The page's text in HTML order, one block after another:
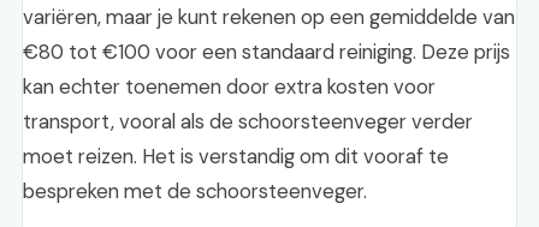
variëren, maar je kunt rekenen op een gemiddelde van
€80 tot €100 voor een standaard reiniging. Deze prijs
kan echter toenemen door extra kosten voor
transport, vooral als de schoorsteenveger verder
moet reizen. Het is verstandig om dit vooraf te
bespreken met de schoorsteenveger.